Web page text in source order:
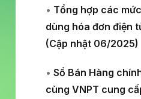
• Tổng hợp các
dùng hóa đơn điện
(Cập nhật 06/2025)
• Sổ Bán Hàng
cùng VNPT cung